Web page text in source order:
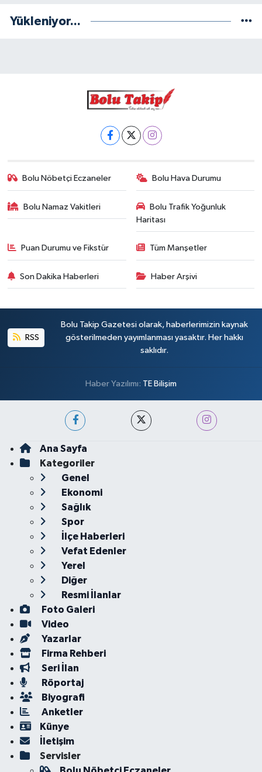
Yükleniyor...
Bolu Nöbetçi Eczaneler Bolu Hava Durumu
Bolu Namaz Vakitleri
Bolu Trafik Yoğunluk
Haritası
Puan Durumu ve Fikstür Tüm Manşetler
Son Dakika Haberleri Haber Arşivi
RSS
Bolu Takip Gazetesi olarak, haberlerimizin kaynak
gösterilmeden yayımlanması yasaktır. Her hakkı
saklıdır.
Haber Yazılımı: TE Bilişim
Ana Sayfa
Kategoriler
Genel
Ekonomi
Sağlık
Spor
İlçe Haberleri
Vefat Edenler
Yerel
Diğer
Resmi İlanlar
Foto Galeri
Video
Yazarlar
Firma Rehberi
Seri İlan
Röportaj
Biyografi
Anketler
Künye
İletişim
Servisler